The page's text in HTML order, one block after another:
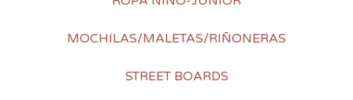
MOCHILAS/MALETAS/RIÑONERAS
STREET BOARDS